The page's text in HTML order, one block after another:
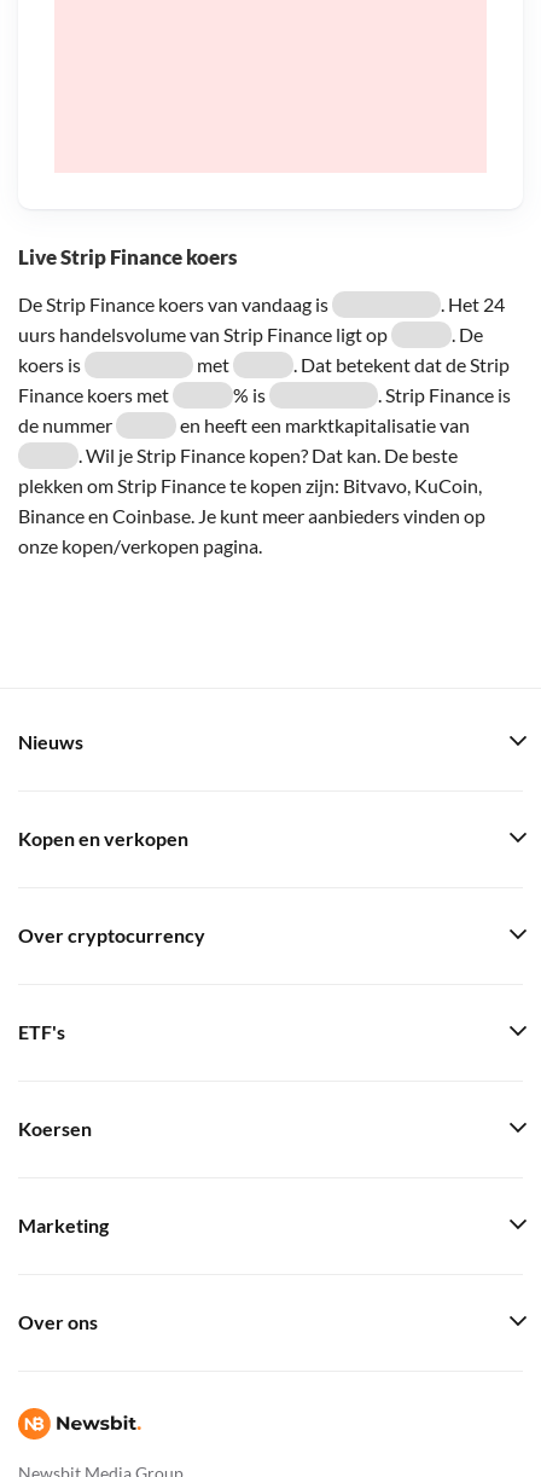
Live Strip Finance koers
De Strip Finance koers van vandaag is
. Het 24
uurs handelsvolume van Strip Finance ligt op
. De
koers is
met
. Dat betekent dat de Strip
Finance koers met
% is
. Strip Finance is
de nummer
en heeft een marktkapitalisatie van
. Wil je Strip Finance kopen? Dat kan. De beste
plekken om Strip Finance te kopen zijn: Bitvavo, KuCoin,
Binance en Coinbase. Je kunt meer aanbieders vinden op
onze kopen/verkopen pagina.
Nieuws
Kopen en verkopen
Over cryptocurrency
ETF's
Koersen
Marketing
Over ons